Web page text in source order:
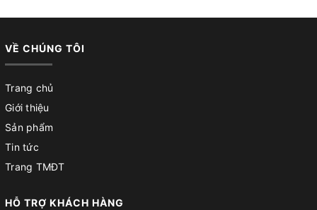
VỀ CHÚNG TÔI
Trang chủ
Giới thiệu
Sản phẩm
Tin tức
Trang TMĐT
HỖ TRỢ KHÁCH HÀNG